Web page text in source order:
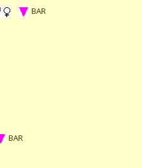
BAR
BAR